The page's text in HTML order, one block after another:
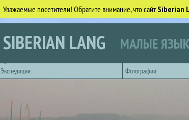
Уважаемые посетители! Обратите внимание, что сайтSiberian
SIBERIAN LANG МАЛЫЕ
Экспедиции
Фотографии